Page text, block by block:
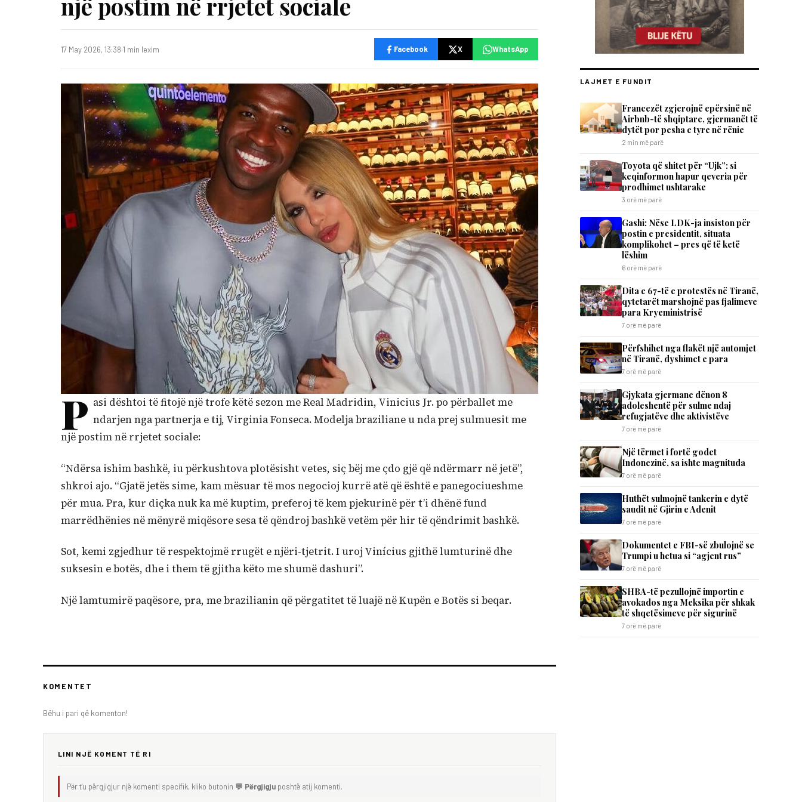
17 May 2026, 13:38·1 min lexim Facebook X WhatsApp
P asi dështoi të fitojë një trofe këtë sezon me Real Madridin, Vinicius Jr. po përballet me
ndarjen nga partnerja e tij, Virginia Fonseca. Modelja braziliane u nda prej sulmuesit me
një postim në rrjetet sociale:
“Ndërsa ishim bashkë, iu përkushtova plotësisht vetes, siç bëj me çdo gjë që ndërmarr në jetë”,
shkroi ajo. “Gjatë jetës sime, kam mësuar të mos negocioj kurrë atë që është e panegociueshme
për mua. Pra, kur diçka nuk ka më kuptim, preferoj të kem pjekurinë për t’i dhënë fund
marrëdhënies në mënyrë miqësore sesa të qëndroj bashkë vetëm për hir të qëndrimit bashkë.
Sot, kemi zgjedhur të respektojmë rrugët e njëri-tjetrit. I uroj Vinícius gjithë lumturinë dhe
suksesin e botës, dhe i them të gjitha këto me shumë dashuri”.
Një lamtumirë paqësore, pra, me brazilianin që përgatitet të luajë në Kupën e Botës si beqar.
KOMENTET
Bëhu i pari që komenton!
LINI NJË KOMENT TË RI
Për t'u përgjigjur një komenti specifik, kliko butonin 💬 Përgjigju poshtë atij komenti.
LAJMET E FUNDIT
Francezët zgjerojnë epërsinë në
Airbnb-të shqiptare, gjermanët të
dytët por pesha e tyre në rënie
2 min më parë
Toyota që shitet për “Ujk”: si
keqinformon hapur qeveria për
prodhimet ushtarake
3 orë më parë
Gashi: Nëse LDK-ja insiston për
postin e presidentit, situata
komplikohet – pres që të ketë
lëshim
6 orë më parë
Dita e 67-të e protestës në Tiranë,
qytetarët marshojnë pas fjalimeve
para Kryeministrisë
7 orë më parë
Përfshihet nga flakët një automjet
në Tiranë, dyshimet e para
7 orë më parë
Gjykata gjermane dënon 8
adoleshentë për sulme ndaj
refugjatëve dhe aktivistëve
7 orë më parë
Një tërmet i fortë godet
Indonezinë, sa ishte magnituda
7 orë më parë
Huthët sulmojnë tankerin e dytë
saudit në Gjirin e Adenit
7 orë më parë
Dokumentet e FBI-së zbulojnë se
Trumpi u hetua si “agjent rus”
7 orë më parë
SHBA-të pezullojnë importin e
avokados nga Meksika për shkak
të shqetësimeve për sigurinë
7 orë më parë